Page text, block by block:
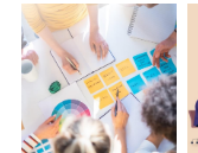
ブログ
企業概要
お問い合わせ